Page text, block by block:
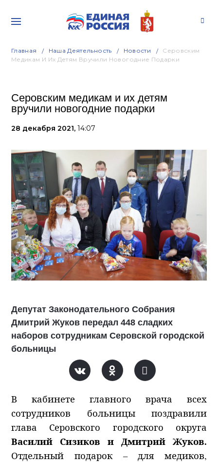
Главная Наша Деятельность Новости
Серовским
Медикам И Их Детям Вручили Новогодние Подарки
Серовским медикам и их детям
вручили новогодние подарки
28 декабря 2021, 14:07
Депутат Законодательного Собрания
Дмитрий Жуков передал 448 сладких
наборов сотрудникам Серовской городской
больницы
В кабинете главного врача всех
сотрудников больницы поздравили
глава Серовского городского округа
Василий Сизиков и Дмитрий Жуков.
Отдельный подарок – для медиков,